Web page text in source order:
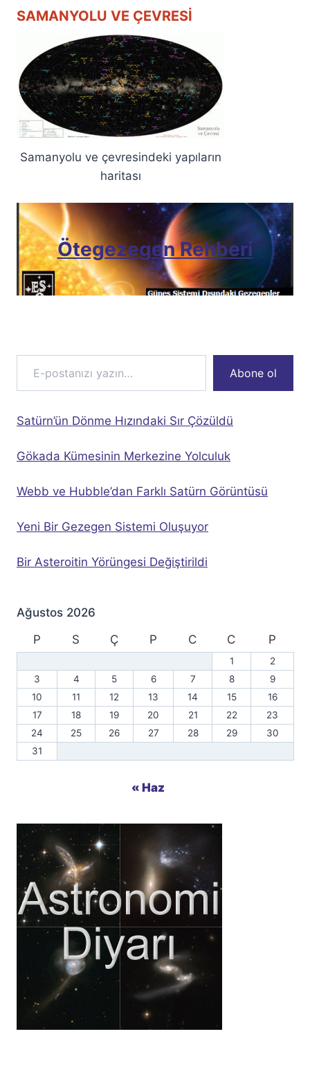
SAMANYOLU VE ÇEVRESI
Samanyolu ve çevresindeki yapıların
haritası
Ötegezegen Rehberi
E-postanızı yazın…
Abone ol
Satürn’ün Dönme Hızındaki Sır Çözüldü
Gökada Kümesinin Merkezine Yolculuk
Webb ve Hubble’dan Farklı Satürn Görüntüsü
Yeni Bir Gezegen Sistemi Oluşuyor
Bir Asteroitin Yörüngesi Değiştirildi
Ağustos 2026
P
S Ç P C C P
1
2
3
4 5 6 7 8
9
10
11 12 13 14 15
16
17
18 19 20 21 22
23
24
25 26 27 28 29
30
31
« Haz